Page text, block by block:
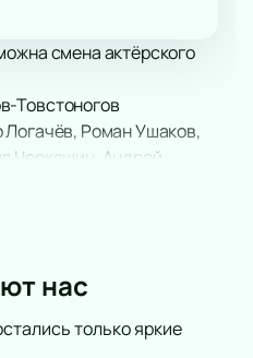
смена актёрского
Товстоногов
Логачёв, Роман Ушаков,
Черкашин, Андрей
Иванкович,
Кашеутов, Михаил
Соловьёва.
нас
только яркие